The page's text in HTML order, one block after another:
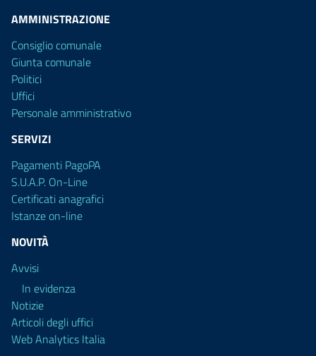
AMMINISTRAZIONE
Consiglio comunale
Giunta comunale
Politici
Uffici
Personale amministrativo
SERVIZI
Pagamenti PagoPA
S.U.A.P. On-Line
Certificati anagrafici
Istanze on-line
NOVITÀ
Avvisi
In evidenza
Notizie
Articoli degli uffici
Web Analytics Italia